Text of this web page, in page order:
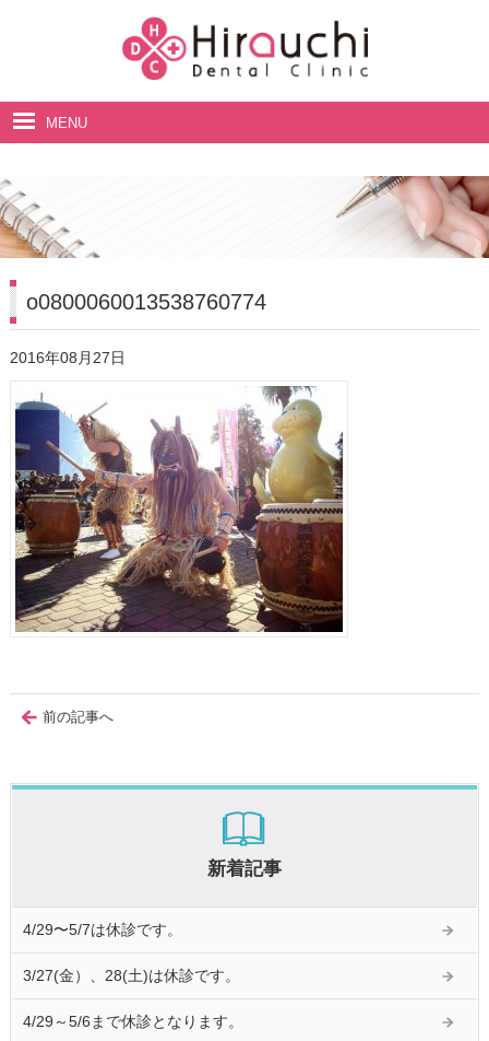
MENU
料金表
o0800060013538760774
2016年08月27日
前の記事へ
新着記事
4/29〜5/7は休診です。
3/27(金）、28(土)は休診です。
4/29～5/6まで休診となります。